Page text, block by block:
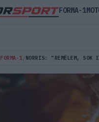
FORMA-1 NORRIS: "REMÉLEM, SOK
FORMA-1